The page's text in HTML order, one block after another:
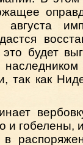
будет
так как
и гобелены,